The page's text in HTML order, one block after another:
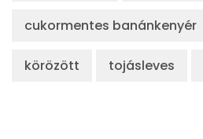
cukormentes banánkenyér
körözött tojásleves